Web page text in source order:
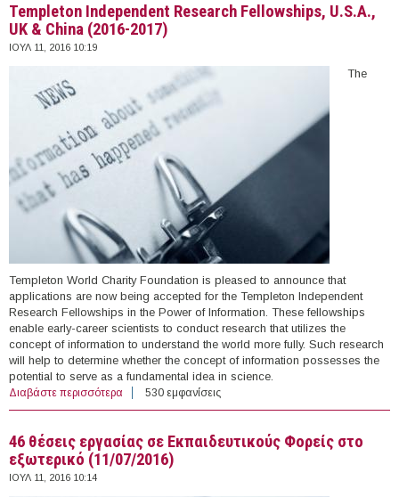
Templeton Independent Research Fellowships, U.S.A.,
UK & China (2016-2017)
ΙΟΥΛ 11, 2016 10:19
The
Templeton World Charity Foundation is pleased to announce that
applications are now being accepted for the Templeton Independent
Research Fellowships in the Power of Information. These fellowships
enable early-career scientists to conduct research that utilizes the
concept of information to understand the world more fully. Such research
will help to determine whether the concept of information possesses the
potential to serve as a fundamental idea in science.
Διαβάστε περισσότερα για Templeton Independent Research Fellowships,
U.S.A., UK & China (2016-2017)
530 εμφανίσεις
46 θέσεις εργασίας σε Εκπαιδευτικούς Φορείς στο
εξωτερικό (11/07/2016)
ΙΟΥΛ 11, 2016 10:14